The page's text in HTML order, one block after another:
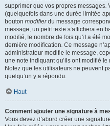
supprimer que vos propres messages.
(quelquefois dans une durée limitée
bouton modifierdu message
message, un petit texte s’affichera en
modifié, le nombre de fois qu’il a été
dernière modification. Ce message
administrateur modifie le message,
une note indiquant qu’ils ont modifié
Notez que les utilisateurs ne peuvent
quelqu’un y a répondu.
Haut
Comment ajouter une signature à
Vous devez d’abord créer une